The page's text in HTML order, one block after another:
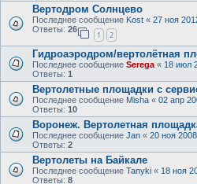
Вертодром Солнцево
Последнее сообщение Kost « 27 ноя
Ответы: 26
1 2
Гидроаэродром/вертолётная
Последнее сообщение Serega « 18 июл
Ответы: 1
Вертолетные площадки с
Последнее сообщение Misha « 02 апр
Ответы: 10
Воронеж. Вертолетная
Последнее сообщение Jan « 20 ноя
Ответы: 2
Вертолеты на Байкале
Последнее сообщение Tanyki « 18 ноя
Ответы: 8